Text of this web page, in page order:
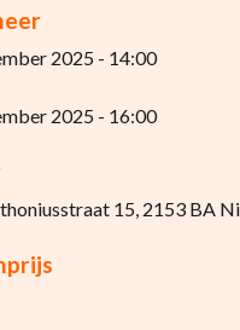
2025 - 14:00
2025 - 16:00
15, 2153 BA